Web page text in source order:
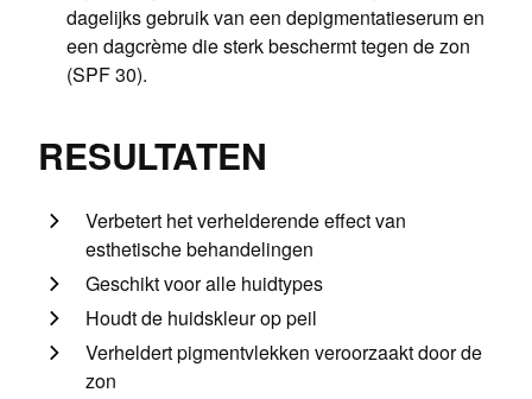
dagelijks gebruik van een depigmentatieserum en
een dagcrème die sterk beschermt tegen de zon
(SPF 30).
RESULTATEN
Verbetert het verhelderende effect van
esthetische behandelingen
Geschikt voor alle huidtypes
Houdt de huidskleur op peil
Verheldert pigmentvlekken veroorzaakt door de
zon